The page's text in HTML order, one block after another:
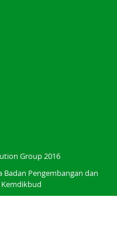
Group 2016
Badan Pengembangan dan
Kemdikbud